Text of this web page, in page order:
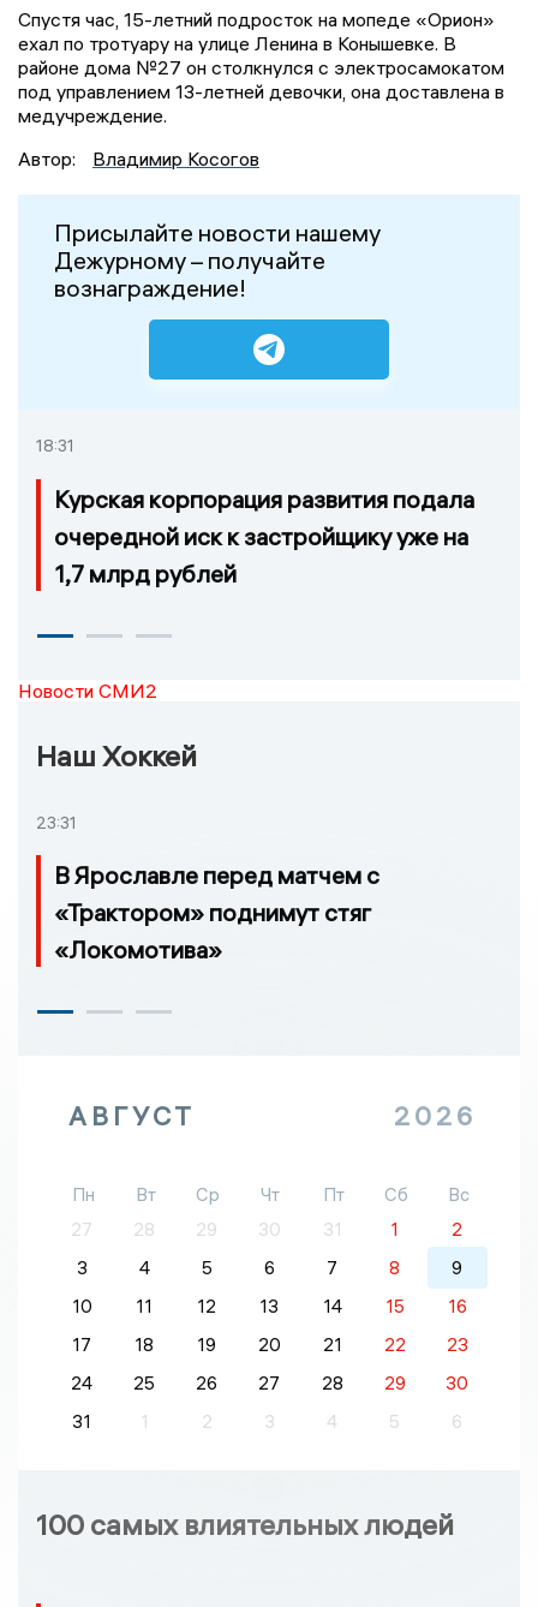
Спустя час, 15-летний подросток на мопеде «Орион»
ехал по тротуару на улице Ленина в Конышевке. В
районе дома №27 он столкнулся с электросамокатом
под управлением 13-летней девочки, она доставлена в
медучреждение.
Автор:
Владимир Косогов
Присылайте новости нашему
Дежурному – получайте
вознаграждение!
18:31
Курская корпорация развития подала
очередной иск к застройщику уже на
1,7 млрд рублей
Новости СМИ2
Наш Хоккей
23:31
В Ярославле перед матчем с
«Трактором» поднимут стяг
«Локомотива»
АВГУСТ 2026
Пн Вт Ср Чт Пт Сб
Вс
27
28 29 30 31 1
2
3
4 5 6 7 8
9
10
11 12 13 14 15
16
17
18 19 20 21 22
23
24
25 26 27 28 29
30
31
1 2 3 4 5 6
100 самых влиятельных людей